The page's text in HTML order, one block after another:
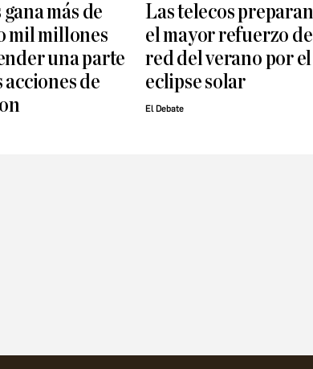
gana más de
mil millones
una parte
acciones de
Las telecos preparan
el mayor refuerzo de
red del verano por el
eclipse solar
El Debate